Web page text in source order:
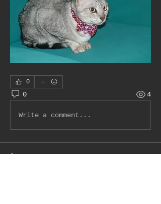
0
0 4
Write a comment...